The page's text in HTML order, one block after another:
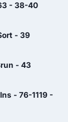
- 38-40
- 39
- 43
- 76-1119 -